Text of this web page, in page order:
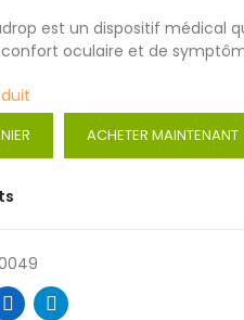
est un dispositif médical
oculaire et de
ACHETER MAINTENANT